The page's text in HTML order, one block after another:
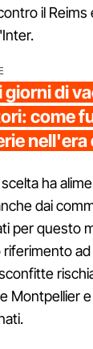
il Reims
giorni di
come
ha
dai
per questo
Montpellier